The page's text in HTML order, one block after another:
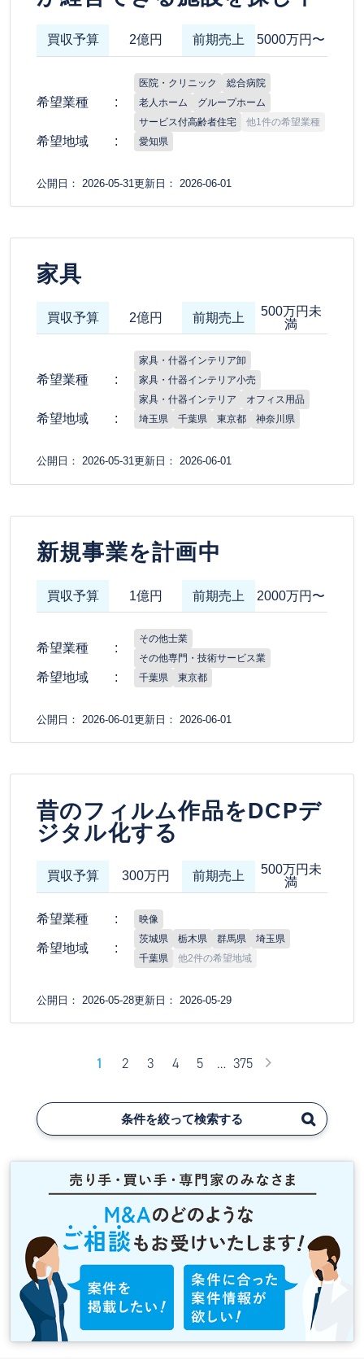
買収予算 2億円 前期売上 5000万円〜
希望業種
医院・クリニック
総合病院
老人ホーム
グループホーム
サービス付高齢者住宅
他1件の希望業種
希望地域 愛知県
公開日： 2026-05-31更新日： 2026-06-01
家具
買収予算 2億円 前期売上
500万円未
満
希望業種
家具・什器インテリア卸
家具・什器インテリア小売
家具・什器インテリア
オフィス用品
希望地域 埼玉県 千葉県 東京都 神奈川県
公開日： 2026-05-31更新日： 2026-06-01
新規事業を計画中
買収予算 1億円 前期売上 2000万円〜
希望業種
その他士業
その他専門・技術サービス業
希望地域 千葉県 東京都
公開日： 2026-06-01更新日： 2026-06-01
昔のフィルム作品をDCPデ
ジタル化する
買収予算 300万円 前期売上
500万円未
満
希望業種 映像
希望地域
茨城県 栃木県 群馬県
埼玉県
千葉県
他2件の希望地域
公開日： 2026-05-28更新日： 2026-05-29
1 2 3 4 5 … 375
条件を絞って検索する